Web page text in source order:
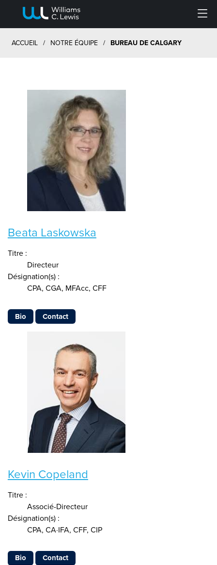
ACCUEIL / NOTRE ÉQUIPE / BUREAU DE CALGARY
Beata Laskowska
Titre :
Directeur
Désignation(s) :
CPA, CGA, MFAcc, CFF
Bio Contact
Kevin Copeland
Titre :
Associé-Directeur
Désignation(s) :
CPA, CA·IFA, CFF, CIP
Bio Contact